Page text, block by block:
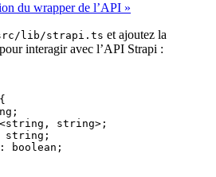
du wrapper de l’API »
lib/strapi.ts et ajoutez la
interagir avec l’API Strapi :
;
<string , string>;
string ;
boolean ;